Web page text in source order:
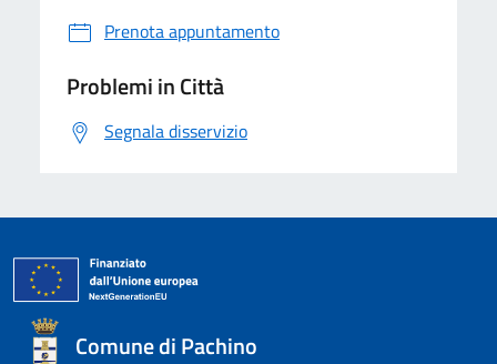
Prenota appuntamento
Problemi in Città
Segnala disservizio
Comune di Pachino